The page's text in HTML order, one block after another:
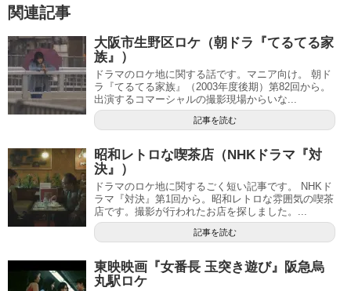
関連記事
大阪市生野区ロケ（朝ドラ『てるてる家
族』）
ドラマのロケ地に関する話です。マニア向け。 朝ド
ラ『てるてる家族』（2003年度後期）第82回から。
出演するコマーシャルの撮影現場からいな...
記事を読む
昭和レトロな喫茶店（NHKドラマ『対
決』）
ドラマのロケ地に関するごく短い記事です。 NHKド
ラマ『対決』第1回から。昭和レトロな雰囲気の喫茶
店です。撮影が行われたお店を探しました。...
記事を読む
東映映画『女番長 玉突き遊び』阪急烏
丸駅ロケ